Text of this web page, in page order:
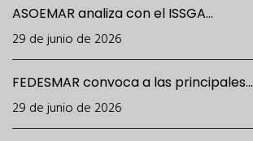
ASOEMAR analiza con el ISSGA...
29 de junio de 2026
FEDESMAR convoca a las principales...
29 de junio de 2026